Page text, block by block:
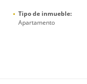
Tipo de inmueble:
Apartamento